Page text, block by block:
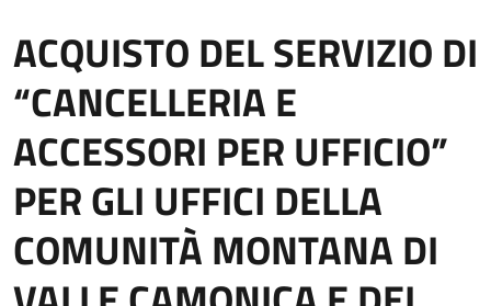
ACQUISTO DEL SERVIZIO DI
“CANCELLERIA E
ACCESSORI PER UFFICIO”
PER GLI UFFICI DELLA
COMUNITÀ MONTANA DI